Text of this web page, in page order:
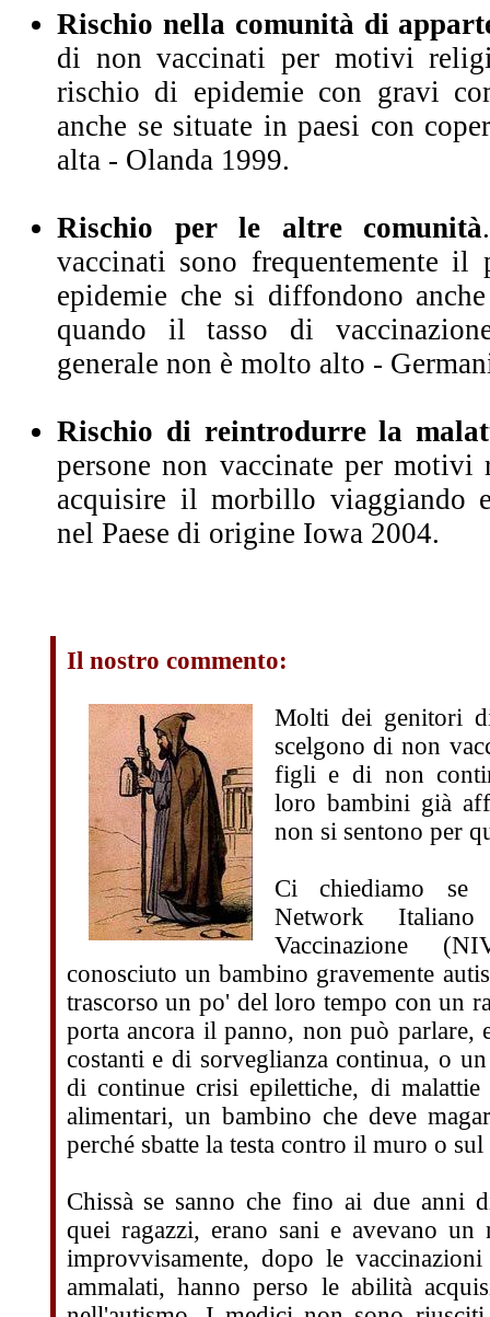
Rischio nella comunità di
di non vaccinati per motivi
rischio di epidemie con gravi
anche se situate in paesi con
alta - Olanda 1999.
Rischio per le altre comunità
vaccinati sono frequentemente il
epidemie che si diffondono
quando il tasso di
generale non è molto alto -
Rischio di reintrodurre la
persone non vaccinate per
acquisire il morbillo viaggiando
nel Paese di origine Iowa 2004.
Il nostro commento:
Molti dei genitori
scelgono di non
figli e di non
loro bambini già
non si sentono per
Ci chiediamo se
Network
Vaccinazione
conosciuto un bambino gravemente
trascorso un po' del loro tempo con un
porta ancora il panno, non può parlare,
costanti e di sorveglianza continua, o
di continue crisi epilettiche, di malattie
alimentari, un bambino che deve
perché sbatte la testa contro il muro o
Chissà se sanno che fino ai due anni
quei ragazzi, erano sani e avevano un
improvvisamente, dopo le
ammalati, hanno perso le abilità